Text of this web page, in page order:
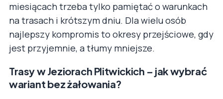
miesiącach trzeba tylko pamiętać o warunkach
na trasach i krótszym dniu. Dla wielu osób
najlepszy kompromis to okresy przejściowe, gdy
jest przyjemnie, a tłumy mniejsze.
Trasy w Jeziorach Plitwickich – jak wybrać
wariant bez żałowania?